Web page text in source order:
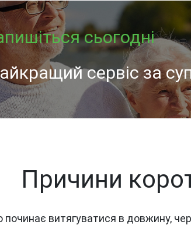
сьогодні
сервіс за
Причини
починає витягуватися в довжину,